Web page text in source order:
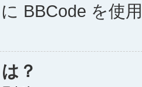
BBCode を使
？